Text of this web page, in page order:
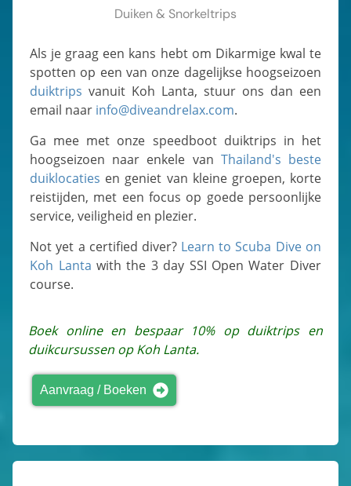
Duiken & Snorkeltrips
Als je graag een kans hebt om Dikarmige kwal te
spotten op een van onze dagelijkse hoogseizoen
duiktrips vanuit Koh Lanta, stuur ons dan een
email naar info@diveandrelax.com.
Ga mee met onze speedboot duiktrips in het
hoogseizoen naar enkele van Thailand's beste
duiklocaties en geniet van kleine groepen, korte
reistijden, met een focus op goede persoonlijke
service, veiligheid en plezier.
Not yet a certified diver? Learn to Scuba Dive on
Koh Lanta with the 3 day SSI Open Water Diver
course.
Boek online en bespaar 10% op duiktrips en
duikcursussen op Koh Lanta.
Aanvraag / Boeken